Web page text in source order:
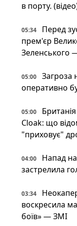
в порту.
05:34
Перед
прем'єр
Зеленського
05:00
Загроза
оперативно
05:00
Cloak: що
"приховує"
04:00
Напад на
застрелила
03:34
воскресила
боїв» — ЗМІ